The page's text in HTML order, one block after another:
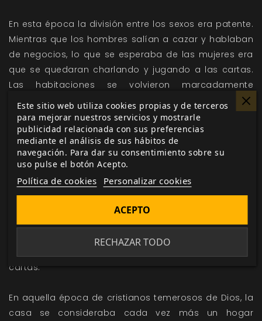
En esta época la división entre los sexos era patente.
Mientras que los hombres salían a cazar y hablaban
de negocios, lo que se esperaba de las mujeres era
que se quedaran charlando y jugando a las cartas.
Las habitaciones se volvieron marcadamente
masculinas o femeninas: los hombres se apropiaron
del comedor, la sala de armas y el salón de fumar,
mientras que las mujeres hicieron suyas las salas de
estar.
Tras la cena, los hombres y las mujeres volvían a
separarse. Los hombres bebían brandy sentados a la
mesa del comedor, mientras que las mujeres se
elaborados esmóquines para dirigirse al salón de
cartas.
En aquella época de cristianos temerosos de Dios, la
casa se consideraba cada vez más un hogar
Este sitio web utiliza cookies propias y de terceros
para mejorar nuestros servicios y mostrarle
publicidad relacionada con sus preferencias
mediante el análisis de sus hábitos de
navegación. Para dar su consentimiento sobre su
uso pulse el botón Acepto.
Política de cookies Personalizar cookies
RECHAZAR TODO
ACEPTO